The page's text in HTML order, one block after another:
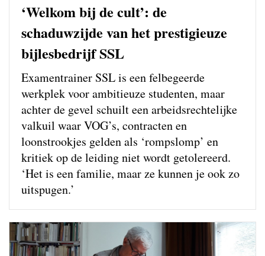
‘Welkom bij de cult’: de
schaduwzijde van het prestigieuze
bijlesbedrijf SSL
Examentrainer SSL is een felbegeerde
werkplek voor ambitieuze studenten, maar
achter de gevel schuilt een arbeidsrechtelijke
valkuil waar VOG’s, contracten en
loonstrookjes gelden als ‘rompslomp’ en
kritiek op de leiding niet wordt getolereerd.
‘Het is een familie, maar ze kunnen je ook zo
uitspugen.’